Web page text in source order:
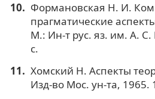
Формановская Н. И.
прагматические
М.: Ин-т рус. яз. им. А.
с.
Хомский Н. Аспекты
Изд-во Мос. ун-та, 1965.